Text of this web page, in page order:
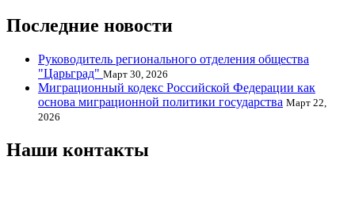
Последние новости
Руководитель регионального отделения общества
"Царьград" Март 30, 2026
Миграционный кодекс Российской Федерации как
основа миграционной политики государства Март 22,
2026
Наши контакты